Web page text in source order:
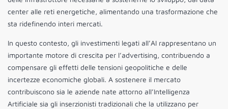
center alle reti energetiche, alimentando una trasformazione che
sta ridefinendo interi mercati.
In questo contesto, gli investimenti legati all’AI rappresentano un
importante motore di crescita per l’advertising, contribuendo a
compensare gli effetti delle tensioni geopolitiche e delle
incertezze economiche globali. A sostenere il mercato
contribuiscono sia le aziende nate attorno all’Intelligenza
Artificiale sia gli inserzionisti tradizionali che la utilizzano per